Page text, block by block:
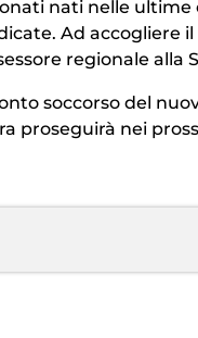
nati nelle ultime
Ad accogliere
regionale alla
soccorso del
proseguirà nei